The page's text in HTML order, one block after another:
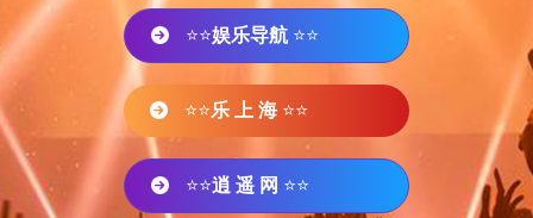
⭐⭐娱乐导航 ⭐⭐
⭐⭐乐 上 海 ⭐⭐
⭐⭐逍 遥 网 ⭐⭐